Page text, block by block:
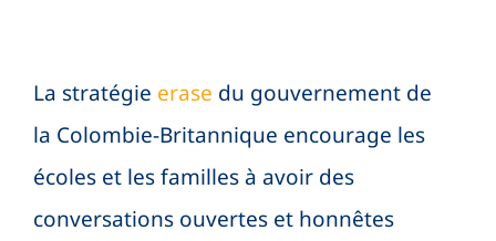
Services d’aide
Search
Search Button
La stratégie erase du gouvernement de
la Colombie-Britannique encourage les
écoles et les familles à avoir des
conversations ouvertes et honnêtes